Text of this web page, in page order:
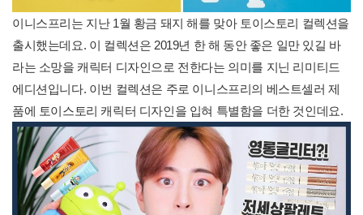
이니스프리는 지난 1월 황금 돼지 해를 맞아 토이스토리 컬렉션을
출시했는데요. 이 컬렉션은 2019년 한 해 동안 좋은 일만 있길 바
라는 소망을 캐릭터 디자인으로 전한다는 의미를 지닌 리미티드
에디션입니다. 이번 컬렉션은 주로 이니스프리의 베스트셀러 제
품에 토이스토리 캐릭터 디자인을 입혀 특별함을 더한 것인데요.